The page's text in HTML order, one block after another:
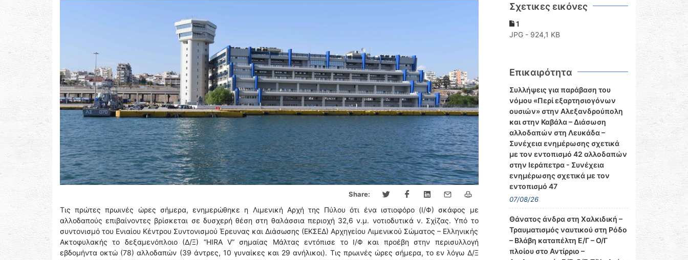
Share:
Τις πρώτες πρωινές ώρες σήμερα, ενημερώθηκε η Λιμενική Αρχή της Πύλου ότι ένα ιστιοφόρο (Ι/Φ) σκάφος με
αλλοδαπούς επιβαίνοντες βρίσκεται σε δυσχερή θέση στη θαλάσσια περιοχή 32,6 ν.μ. νοτιοδυτικά ν. Σχίζας. Υπό το
συντονισμό του Ενιαίου Κέντρου Συντονισμού Έρευνας και Διάσωσης (ΕΚΣΕΔ) Αρχηγείου Λιμενικού Σώματος – Ελληνικής
Ακτοφυλακής το δεξαμενόπλοιο (Δ/Ξ) “HIRA V” σημαίας Μάλτας εντόπισε το Ι/Φ και προέβη στην περισυλλογή
εβδομήντα οκτώ (78) αλλοδαπών (39 άντρες, 10 γυναίκες και 29 ανήλικοι). Τις πρωινές ώρες σήμερα, το εν λόγω Δ/Ξ
Σχετικες εικόνες
1
JPG - 924,1 KB
Επικαιρότητα
Συλλήψεις για παράβαση του
νόμου «Περί εξαρτησιογόνων
ουσιών» στην Αλεξανδρούπολη
και στην Καβάλα – Διάσωση
αλλοδαπών στη Λευκάδα –
Συνέχεια ενημέρωσης σχετικά
με τον εντοπισμό 42 αλλοδαπών
στην Ιεράπετρα - Συνέχεια
ενημέρωσης σχετικά με τον
εντοπισμό 47
07/08/26
Θάνατος άνδρα στη Χαλκιδική –
Τραυματισμός ναυτικού στη Ρόδο
– Βλάβη καταπέλτη Ε/Γ – Ο/Γ
πλοίου στο Αντίρριο –